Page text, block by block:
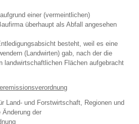
einer (vermeintlichen)
überhaupt als Abfall angesehen
besteht, weil es eine
(Landwirten) gab, nach der die
landwirtschaftlichen Flächen aufgebracht
Land- und Forstwirtschaft, Regionen und
der